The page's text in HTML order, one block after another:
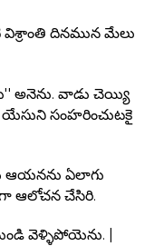
విశ్రాంతి దినమున మేలు
అనెను. వాడు చెయ్యి
సంహరించుటకై
ఆయనను ఏలాగు
ఆలోచన చేసిరి.
వెళ్ళిపోయెను. |